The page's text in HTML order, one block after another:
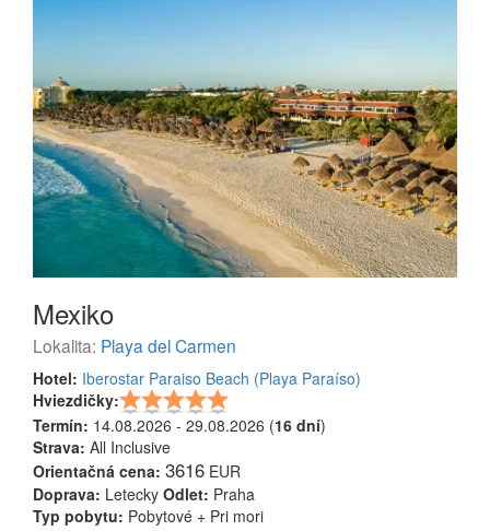
Mexiko
Lokalita: Playa del Carmen
Hotel: Iberostar Paraiso Beach (Playa Paraíso)
Hviezdičky:
Termín: 14.08.2026 - 29.08.2026 (16 dní)
Strava: All Inclusive
Orientačná cena: 3616 EUR
Doprava: Letecky Odlet: Praha
Typ pobytu: Pobytové + Pri mori